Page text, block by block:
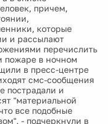
причем,
которые
и рассылают
перечислить
пожаре в ночном
в пресс-центре
смс-сообщения
пострадали и
"материальной
все подобные
- подчеркнули в